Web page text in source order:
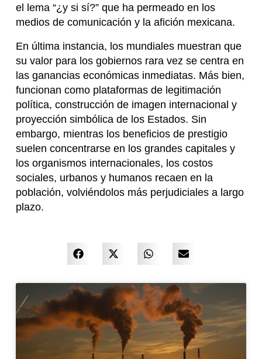
el lema “¿y si sí?” que ha permeado en los
medios de comunicación y la afición mexicana.
En última instancia, los mundiales muestran que
su valor para los gobiernos rara vez se centra en
las ganancias económicas inmediatas. Más bien,
funcionan como plataformas de legitimación
política, construcción de imagen internacional y
proyección simbólica de los Estados. Sin
embargo, mientras los beneficios de prestigio
suelen concentrarse en los grandes capitales y
los organismos internacionales, los costos
sociales, urbanos y humanos recaen en la
población, volviéndolos más perjudiciales a largo
plazo.